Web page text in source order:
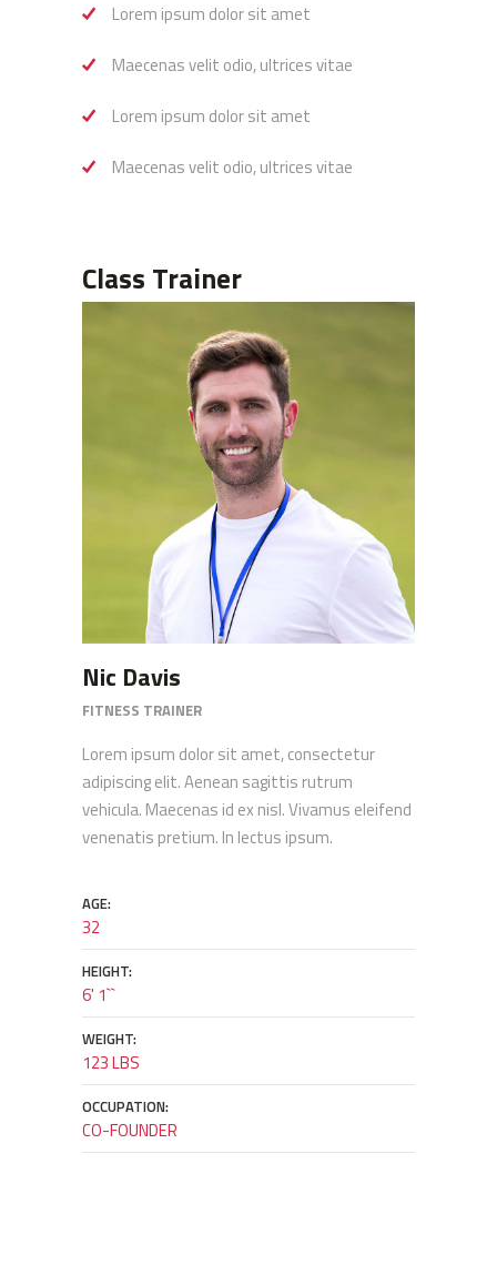
Lorem ipsum dolor sit amet
Maecenas velit odio, ultrices vitae
Lorem ipsum dolor sit amet
Maecenas velit odio, ultrices vitae
Class Trainer
Nic Davis
FITNESS TRAINER
Lorem ipsum dolor sit amet, consectetur
adipiscing elit. Aenean sagittis rutrum
vehicula. Maecenas id ex nisl. Vivamus eleifend
venenatis pretium. In lectus ipsum.
AGE:
32
HEIGHT:
6' 1``
WEIGHT:
123 LBS
OCCUPATION:
CO-FOUNDER